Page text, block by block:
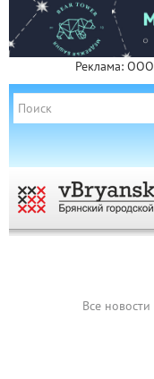
Реклама:
Все новости